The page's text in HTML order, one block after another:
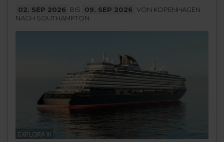
02. SEP 2026 BIS 09. SEP 2026 VON KOPENHAGEN
NACH SOUTHAMPTON
EXPLORA III